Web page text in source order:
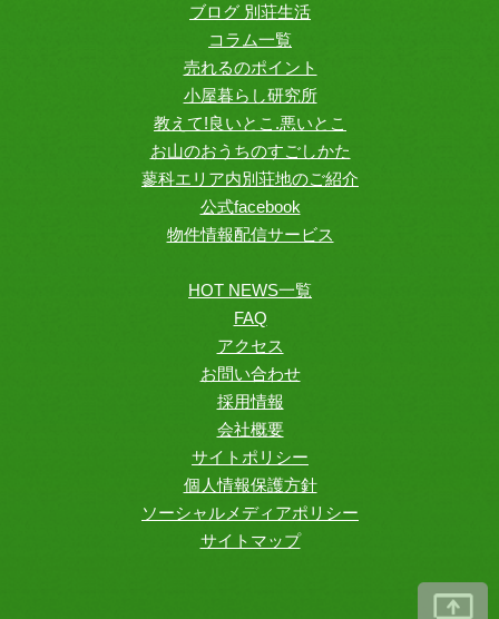
ブログ 別荘生活
コラム一覧
売れるのポイント
小屋暮らし研究所
教えて!良いとこ.悪いとこ
お山のおうちのすごしかた
蓼科エリア内別荘地のご紹介
公式facebook
物件情報配信サービス
HOT NEWS一覧
FAQ
アクセス
お問い合わせ
採用情報
会社概要
サイトポリシー
個人情報保護方針
ソーシャルメディアポリシー
サイトマップ